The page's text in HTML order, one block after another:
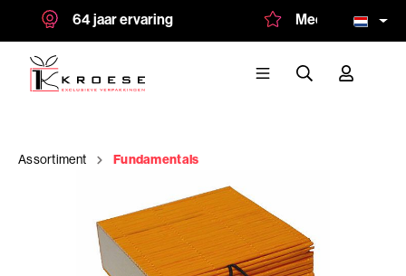
64 jaar ervaring Meer dan 1.500
Assortiment Fundamentals